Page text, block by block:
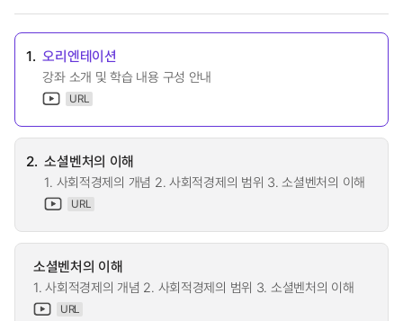
1. 오리엔테이션
강좌 소개 및 학습 내용 구성 안내
URL
2. 소셜벤처의 이해
1. 사회적경제의 개념 2. 사회적경제의 범위 3. 소셜벤처의 이해
URL
소셜벤처의 이해
1. 사회적경제의 개념 2. 사회적경제의 범위 3. 소셜벤처의 이해
URL